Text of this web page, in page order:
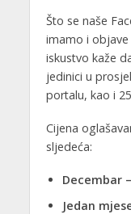
Što se naše
imamo i
iskustvo kaže
jedinici u
portalu, kao i
Cijena
sljedeća:
Decembar
Jedan